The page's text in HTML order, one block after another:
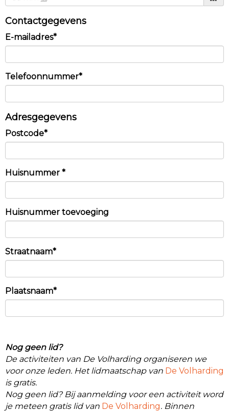
Contactgegevens
E-mailadres*
Telefoonnummer*
Adresgegevens
Postcode*
Huisnummer *
Huisnummer toevoeging
Straatnaam*
Plaatsnaam*
Nog geen lid?
De activiteiten van De Volharding organiseren we
voor onze leden. Het lidmaatschap van De Volharding
is gratis.
Nog geen lid? Bij aanmelding voor een activiteit word
je meteen gratis lid van De Volharding. Binnen